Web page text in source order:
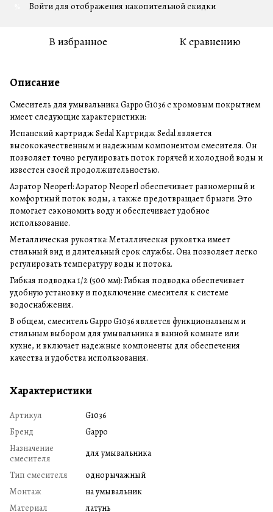
Войти для отображения накопительной скидки
В избранное К сравнению
Описание
Смеситель для умывальника Gappo G1036 с хромовым покрытием
имеет следующие характеристики:
Испанский картридж Sedal Картридж Sedal является
высококачественным и надежным компонентом смесителя. Он
позволяет точно регулировать поток горячей и холодной воды и
известен своей продолжительностью.
Аэратор Neoperl: Аэратор Neoperl обеспечивает равномерный и
комфортный поток воды, а также предотвращает брызги. Это
помогает сэкономить воду и обеспечивает удобное
использование.
Металлическая рукоятка: Металлическая рукоятка имеет
стильный вид и длительный срок службы. Она позволяет легко
регулировать температуру воды и потока.
Гибкая подводка 1/2 (500 мм): Гибкая подводка обеспечивает
удобную установку и подключение смесителя к системе
водоснабжения.
В общем, смеситель Gappo G1036 является функциональным и
стильным выбором для умывальника в ванной комнате или
кухне, и включает надежные компоненты для обеспечения
качества и удобства использования.
Характеристики
Артикул
G1036
Бренд
Gappo
Назначение
смесителя
для умывальника
Тип смесителя
однорычажный
Монтаж
на умывальник
Материал
латунь